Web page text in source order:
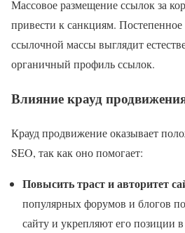
Массовое размещение ссылок за
привести к санкциям.
ссылочной массы выглядит
органичный профиль ссылок.
Влияние крауд
Крауд продвижение оказывает
SEO, так как оно помогает:
Повысить траст и авторитет
популярных форумов и блогов
сайту и укрепляют его позиции